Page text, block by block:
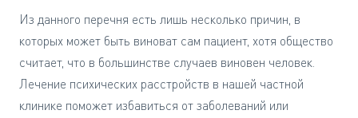
Из данного перечня есть лишь несколько причин, в
которых может быть виноват сам пациент, хотя общество
считает, что в большинстве случаев виновен человек.
Лечение психических расстройств в нашей частной
клинике поможет избавиться от заболеваний или